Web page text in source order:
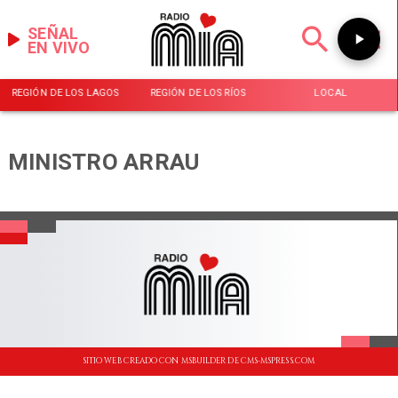
EN VIVO
SEÑAL
REGIÓN DE LOS LAGOS REGIÓN DE LOS RÍOS LOCAL
MINISTRO ARRAU
SITIO WEB CREADO CON MSBUILDER DE CMS-MSPRESS.COM